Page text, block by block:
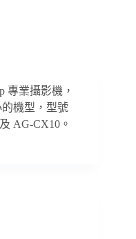
專業攝影機，
機型，型號
AG-CX10。